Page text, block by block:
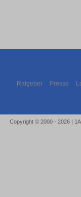
Ratgeber Presse
Copyright © 2000 - 2026 |